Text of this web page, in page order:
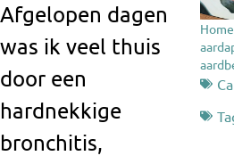
Afgelopen dagen
was ik veel thuis
door een
hardnekkige
bronchitis,
Home